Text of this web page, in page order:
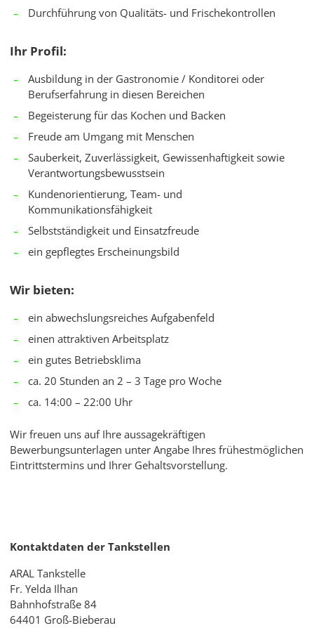
Durchführung von Qualitäts- und Frischekontrollen
Ihr Profil:
Ausbildung in der Gastronomie / Konditorei oder
Berufserfahrung in diesen Bereichen
Begeisterung für das Kochen und Backen
Freude am Umgang mit Menschen
Sauberkeit, Zuverlässigkeit, Gewissenhaftigkeit sowie
Verantwortungsbewusstsein
Kundenorientierung, Team- und
Kommunikationsfähigkeit
Selbstständigkeit und Einsatzfreude
ein gepflegtes Erscheinungsbild
Wir bieten:
ein abwechslungsreiches Aufgabenfeld
einen attraktiven Arbeitsplatz
ein gutes Betriebsklima
ca. 20 Stunden an 2 – 3 Tage pro Woche
ca. 14:00 – 22:00 Uhr
Wir freuen uns auf Ihre aussagekräftigen
Bewerbungsunterlagen unter Angabe Ihres frühestmöglichen
Eintrittstermins und Ihrer Gehaltsvorstellung.
Kontaktdaten der Tankstellen
ARAL Tankstelle
Fr. Yelda Ilhan
Bahnhofstraße 84
64401 Groß-Bieberau